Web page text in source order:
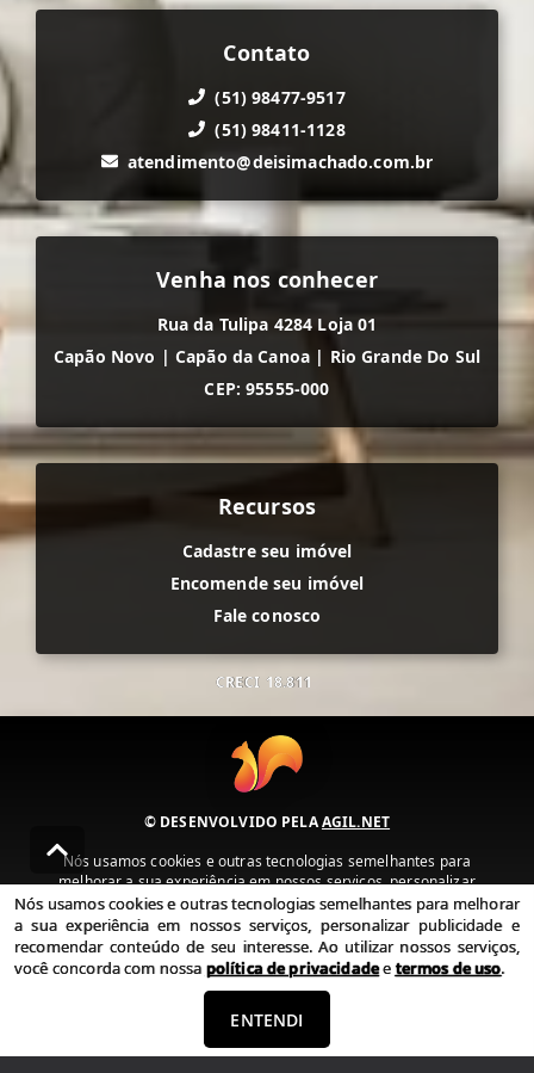
Contato
(51) 98477-9517
(51) 98411-1128
atendimento@deisimachado.com.br
Venha nos conhecer
Rua da Tulipa 4284 Loja 01
Capão Novo | Capão da Canoa | Rio Grande Do Sul
CEP: 95555-000
Recursos
Cadastre seu imóvel
Encomende seu imóvel
Fale conosco
CRECI 18.811
© DESENVOLVIDO PELAAGIL.NET
Nós usamos cookies e outras tecnologias semelhantes para
melhorar a sua experiência em nossos serviços, personalizar
publicidade e recomendar conteúdo de seu interesse. Ao utilizar
nossos serviços, você concorda com nossa política de privacidade e
termos de uso.
Política de Privacidade Termos de uso
Nós usamos cookies e outras tecnologias semelhantes para melhorar
a sua experiência em nossos serviços, personalizar publicidade e
recomendar conteúdo de seu interesse. Ao utilizar nossos serviços,
você concorda com nossa política de privacidadeetermos de uso.
ENTENDI